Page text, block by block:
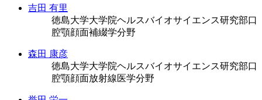
吉田 有里
徳島大学大学院ヘルスバイオサイエンス研究部口
腔顎顔面補綴学分野
森田 康彦
徳島大学大学院ヘルスバイオサイエンス研究部口
腔顎顔面放射線医学分野